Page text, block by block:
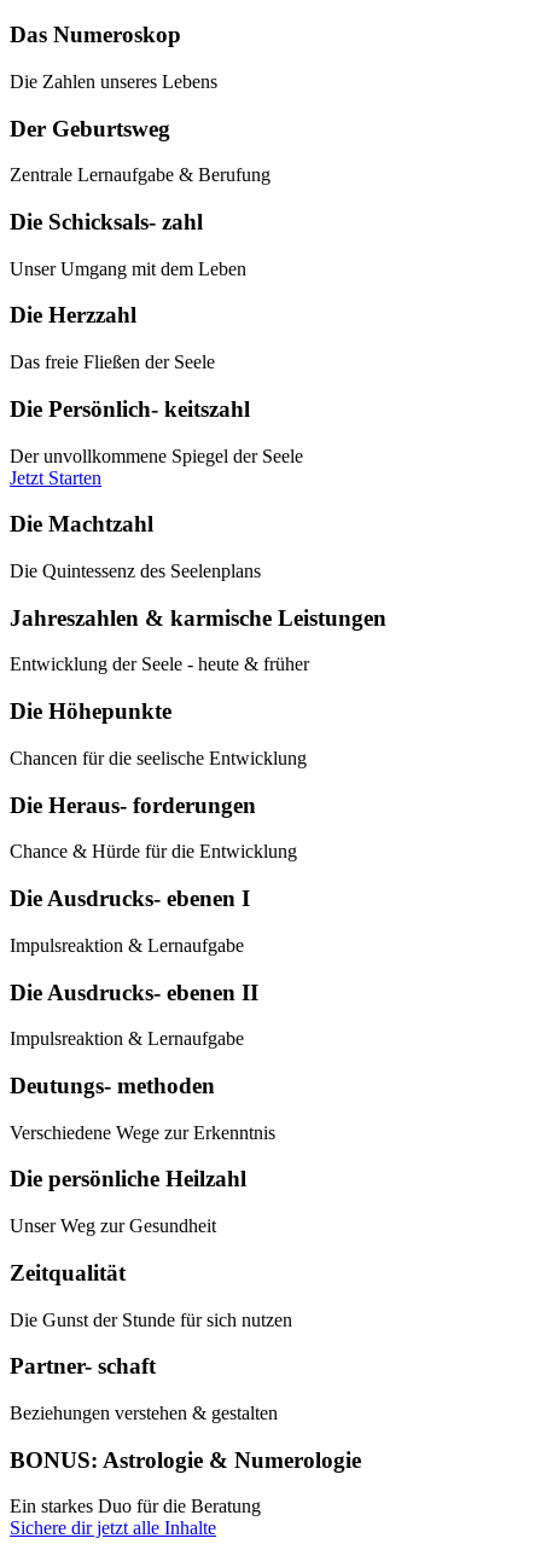
Das Numeroskop
Die Zahlen unseres Lebens
Der Geburtsweg
Zentrale Lernaufgabe & Berufung
Die Schicksals- zahl
Unser Umgang mit dem Leben
Die Herzzahl
Das freie Fließen der Seele
Die Persönlich- keitszahl
Der unvollkommene Spiegel der Seele
Jetzt Starten
Die Machtzahl
Die Quintessenz des Seelenplans
Jahreszahlen & karmische Leistungen
Entwicklung der Seele - heute & früher
Die Höhepunkte
Chancen für die seelische Entwicklung
Die Heraus- forderungen
Chance & Hürde für die Entwicklung
Die Ausdrucks- ebenen I
Impulsreaktion & Lernaufgabe
Die Ausdrucks- ebenen II
Impulsreaktion & Lernaufgabe
Deutungs- methoden
Verschiedene Wege zur Erkenntnis
Die persönliche Heilzahl
Unser Weg zur Gesundheit
Zeitqualität
Die Gunst der Stunde für sich nutzen
Partner- schaft
Beziehungen verstehen & gestalten
BONUS: Astrologie & Numerologie
Ein starkes Duo für die Beratung
Sichere dir jetzt alle Inhalte